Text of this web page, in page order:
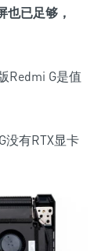
也已足够，
Redmi G是值
没有RTX显卡